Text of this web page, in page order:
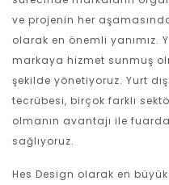
ve projenin her
olarak en önemli yanımız.
markaya hizmet sunmuş
şekilde yönetiyoruz. Yurt
tecrübesi, birçok farklı
olmanın avantajı ile
sağlıyoruz.
Hes Design olarak en